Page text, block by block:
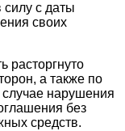
с даты
своих
расторгнуто
а также по
нарушения
без
средств.